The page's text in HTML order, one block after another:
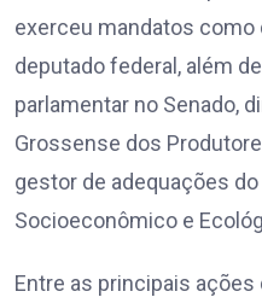
exerceu mandatos como
deputado federal, além
parlamentar no Senado,
Grossense dos
gestor de adequações
Socioeconômico e
Entre as principais ações